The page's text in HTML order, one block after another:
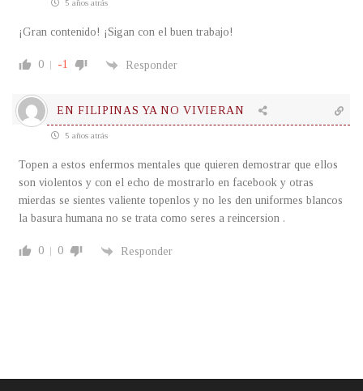
5 años atrás
¡Gran contenido! ¡Sigan con el buen trabajo!
0 -1 Responder
EN FILIPINAS YA NO VIVIERAN
5 años atrás
Topen a estos enfermos mentales que quieren demostrar que ellos
son violentos y con el echo de mostrarlo en facebook y otras
mierdas se sientes valiente topenlos y no les den uniformes blancos
la basura humana no se trata como seres a reincersion .
0 0 Responder